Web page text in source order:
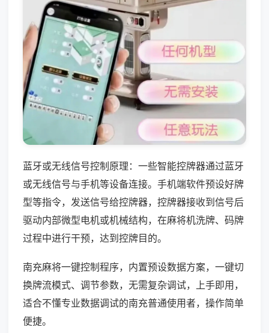
蓝牙或无线信号控制原理：一些智能控牌器通过蓝牙
或无线信号与手机等设备连接。手机端软件预设好牌
型等指令，发送信号给控牌器，控牌器接收到信号后
驱动内部微型电机或机械结构，在麻将机洗牌、码牌
过程中进行干预，达到控牌目的。
南充麻将一键控制程序，内置预设数据方案，一键切
换牌流模式、调节参数，无需复杂调试，上手即用，
适合不懂专业数据调试的南充普通使用者，操作简单
便捷。